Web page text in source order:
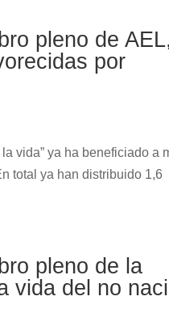
pleno de AEL,
por
vida” ya ha beneficiado a
total ya han distribuido 1,6
pleno de la
vida del no